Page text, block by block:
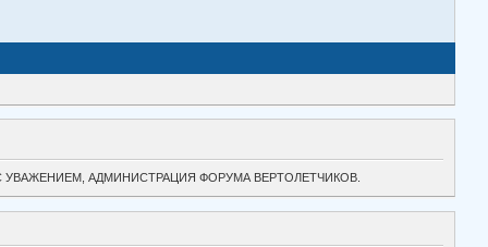
УВАЖЕНИЕМ, АДМИНИСТРАЦИЯ ФОРУМА ВЕРТОЛЕТЧИКОВ.